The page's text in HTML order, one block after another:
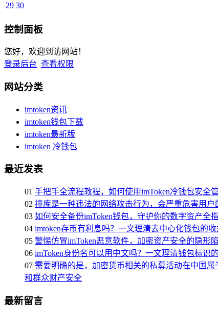
29 30
控制面板
您好，欢迎到访网站！
登录后台 查看权限
网站分类
imtoken资讯
imtoken钱包下载
imtoken最新版
imtoken 冷钱包
最近发表
01 手把手全流程教程，如何使用imToken冷钱包安全
02 撞库是一种违法的网络攻击行为，会严重危害用
03 如何安全备份imToken钱包，守护你的数字资产全
04 imtoken存币有利息吗？一文理清去中心化钱包的
05 警惕仿冒imToken恶意软件，加密资产安全的隐形
06 imToken身份名可以用中文吗？一文理清钱包标识
07 需要明确的是，加密货币相关的私募活动在中国
和群众财产安全
最新留言